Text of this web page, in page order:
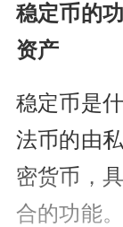
稳定币的
资产
稳定币是
法币的由
密货币，
合的功能